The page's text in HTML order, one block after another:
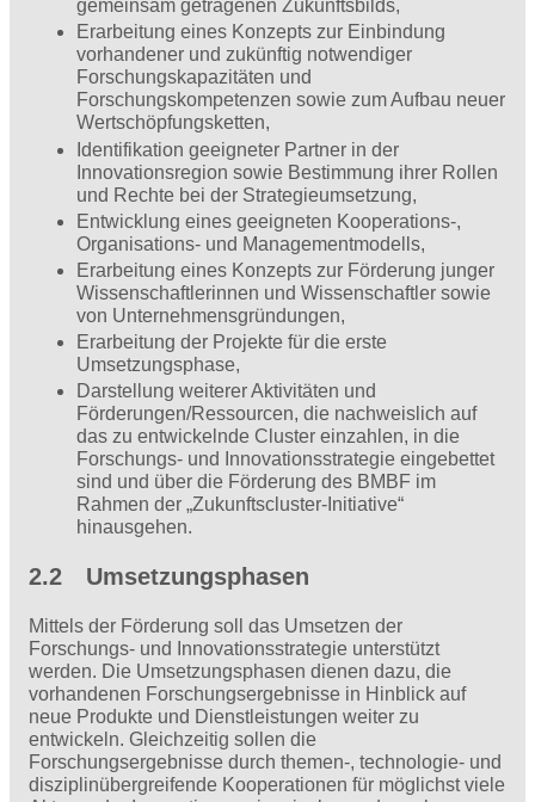
gemeinsam getragenen Zukunftsbilds,
Erarbeitung eines Konzepts zur Einbindung
vorhandener und zukünftig notwendiger
Forschungskapazitäten und
Forschungskompetenzen sowie zum Aufbau neuer
Wertschöpfungsketten,
Identifikation geeigneter Partner in der
Innovationsregion sowie Bestimmung ihrer Rollen
und Rechte bei der Strategieumsetzung,
Entwicklung eines geeigneten Kooperations-,
Organisations- und Managementmodells,
Erarbeitung eines Konzepts zur Förderung junger
Wissenschaftlerinnen und Wissenschaftler sowie
von Unternehmensgründungen,
Erarbeitung der Projekte für die erste
Umsetzungsphase,
Darstellung weiterer Aktivitäten und
Förderungen/Ressourcen, die nachweislich auf
das zu entwickelnde Cluster einzahlen, in die
Forschungs- und Innovationsstrategie eingebettet
sind und über die Förderung des BMBF im
Rahmen der „Zukunftscluster-Initiative“
hinausgehen.
2.2 Umsetzungsphasen
Mittels der Förderung soll das Umsetzen der
Forschungs- und Innovationsstrategie unterstützt
werden. Die Umsetzungsphasen dienen dazu, die
vorhandenen Forschungsergebnisse in Hinblick auf
neue Produkte und Dienstleistungen weiter zu
entwickeln. Gleichzeitig sollen die
Forschungsergebnisse durch themen-, technologie- und
disziplinübergreifende Kooperationen für möglichst viele